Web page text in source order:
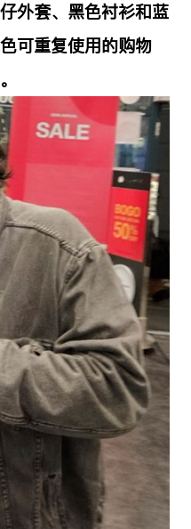
外套、黑色衬衫和蓝
可重复使用的购物